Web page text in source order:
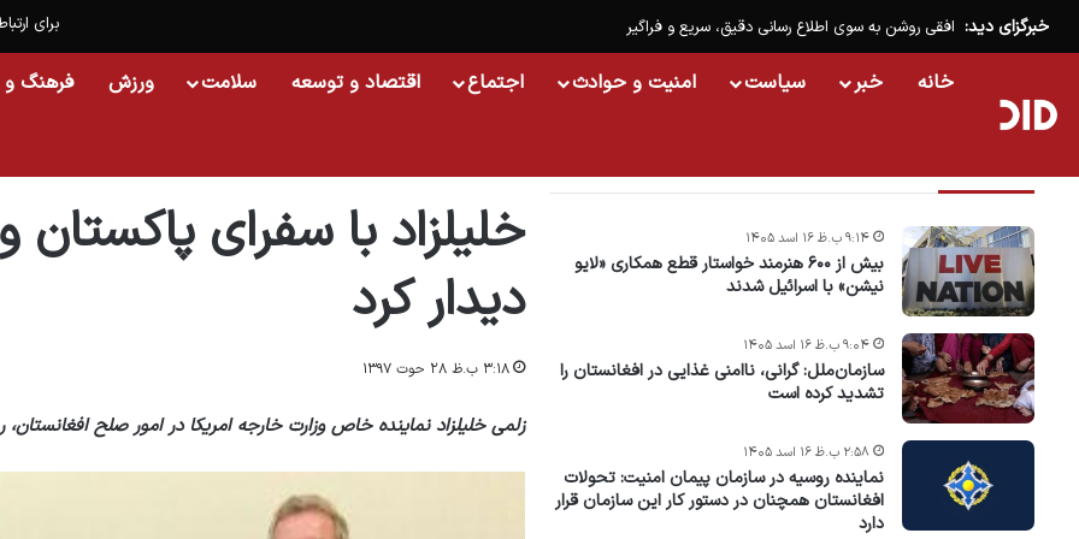
برای خبرگزای دید: افقی روشن به سوی اطلاع رسانی دقیق، سریع و فراگیر
خانه خبر سیاست امنیت و حوادث اجتماع اقتصاد و توسعه سلامت ورزش فرهنگ و
خلیلزاد با سفرای پاکستان
دیدار کرد
۳:۱۸ ب.ظ ۲۸ حوت ۱۳۹۷
زلمی خلیلزاد نماینده خاص وزارت خارجه امریکا در امور صلح
بیش از ۶۰۰ هنرمند خواستار قطع همکاری «لایو
نیشن» با اسرائیل شدند
۹:۱۴ ب.ظ ۱۶ اسد ۱۴۰۵
سازمان‌ملل: گرانی، ناامنی غذایی در افغانستان را
تشدید کرده است
۹:۰۴ ب.ظ ۱۶ اسد ۱۴۰۵
نماینده روسیه در سازمان پیمان امنیت: تحولات
افغانستان همچنان در دستور کار این سازمان قرار
دارد
۲:۵۸ ب.ظ ۱۶ اسد ۱۴۰۵